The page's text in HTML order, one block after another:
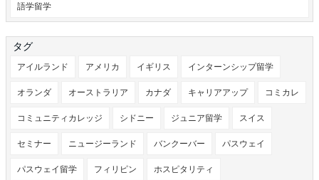
語学留学
タグ
アイルランド アメリカ イギリス インターンシップ留学
オランダ オーストラリア カナダ キャリアアップ コミカレ
コミュニティカレッジ シドニー ジュニア留学 スイス
セミナー ニュージーランド バンクーバー パスウェイ
パスウェイ留学 フィリピン ホスピタリティ